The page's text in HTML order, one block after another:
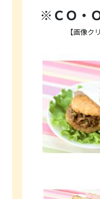
※ＣＯ・
【画像ク